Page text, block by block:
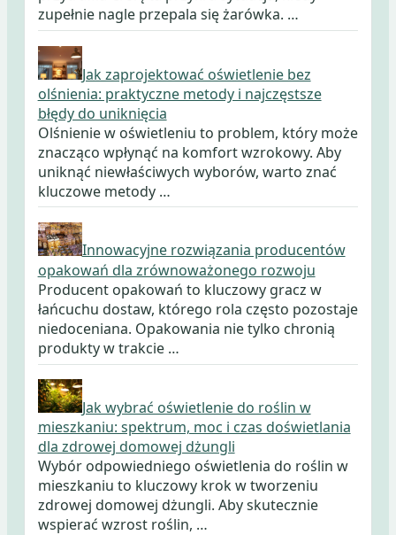
zupełnie nagle przepala się żarówka. …
Jak zaprojektować oświetlenie bez
olśnienia: praktyczne metody i najczęstsze
błędy do uniknięcia
Olśnienie w oświetleniu to problem, który może
znacząco wpłynąć na komfort wzrokowy. Aby
uniknąć niewłaściwych wyborów, warto znać
kluczowe metody …
Innowacyjne rozwiązania producentów
opakowań dla zrównoważonego rozwoju
Producent opakowań to kluczowy gracz w
łańcuchu dostaw, którego rola często pozostaje
niedoceniana. Opakowania nie tylko chronią
produkty w trakcie …
Jak wybrać oświetlenie do roślin w
mieszkaniu: spektrum, moc i czas doświetlania
dla zdrowej domowej dżungli
Wybór odpowiedniego oświetlenia do roślin w
mieszkaniu to kluczowy krok w tworzeniu
zdrowej domowej dżungli. Aby skutecznie
wspierać wzrost roślin, …